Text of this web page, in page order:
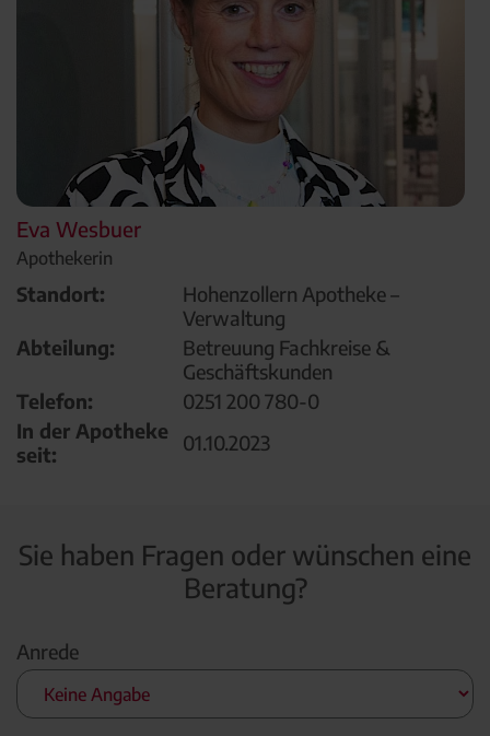
Eva Wesbuer
Apothekerin
Standort:
Hohenzollern Apotheke –
Verwaltung
Abteilung:
Betreuung Fachkreise &
Geschäftskunden
Telefon:
0251 200 780-0
In der Apotheke
seit:
01.10.2023
Sie haben Fragen oder wünschen eine
Beratung?
Anrede